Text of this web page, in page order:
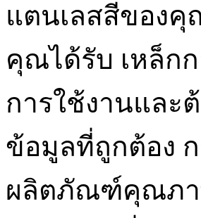
แตนเลสสีของ
คุณได้รับ เหล็ก
การใช้งานแล
ข้อมูลที่ถูกต้อง
ผลิตภัณฑ์คุณภา